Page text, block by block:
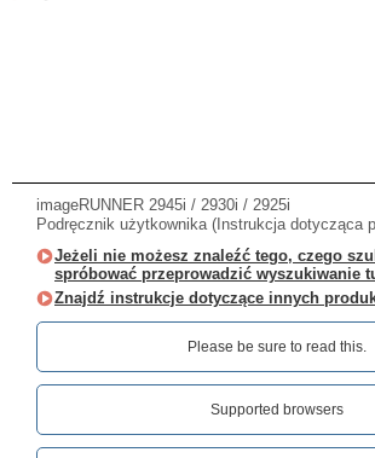
imageRUNNER 2945i / 2930i / 2925i
Podręcznik użytkownika (Instrukcja dotycząca
Jeżeli nie możesz znaleźć tego, czego
spróbować przeprowadzić wyszukiwanie
Znajdź instrukcje dotyczące innych
Please be sure to read this.‎
Supported browsers